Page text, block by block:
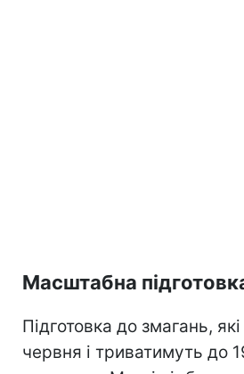
Масштабна
Підготовка до змагань,
червня і триватимуть до